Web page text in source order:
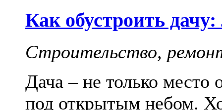
Как обустроить
Строительство,
Дача – не только место
под открытым небом.